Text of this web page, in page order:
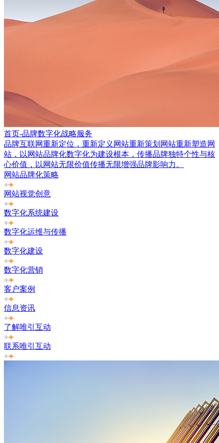
首页-品牌数字化战略服务
品牌互联网重新定位，重新定义网站重新策划网站重新塑造网
站，以网站品牌化数字化为建设根本，传播品牌独特个性与核
心价值，以网站无限价值传播无限增强品牌影响力。
网站品牌化策略
网站视觉创意
数字化系统建设
数字化运维与传播
数字化建设
数字化营销
客户案例
信息资讯
了解唯引互动
联系唯引互动